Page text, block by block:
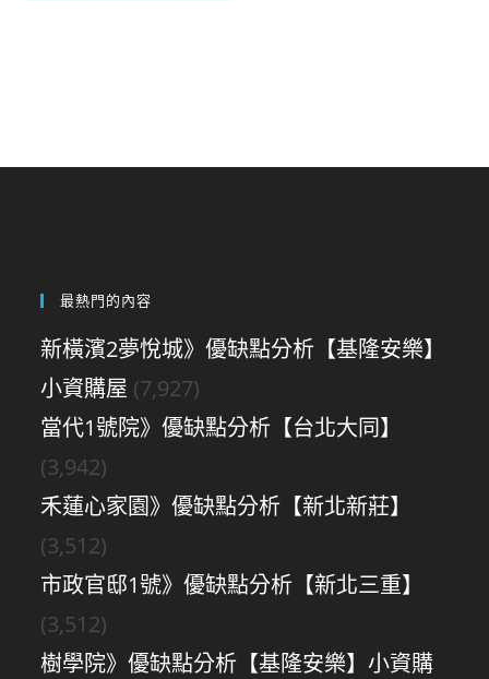
最熱門的內容
新橫濱2夢悅城》優缺點分析【基隆安樂】
小資購屋 (7,927)
當代1號院》優缺點分析【台北大同】
(3,942)
禾蓮心家園》優缺點分析【新北新莊】
(3,512)
市政官邸1號》優缺點分析【新北三重】
(3,512)
樹學院》優缺點分析【基隆安樂】小資購